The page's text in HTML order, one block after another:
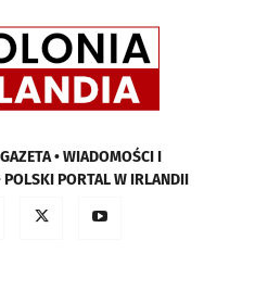
• WIADOMOŚCI I
POLSKI PORTAL W IRLANDII